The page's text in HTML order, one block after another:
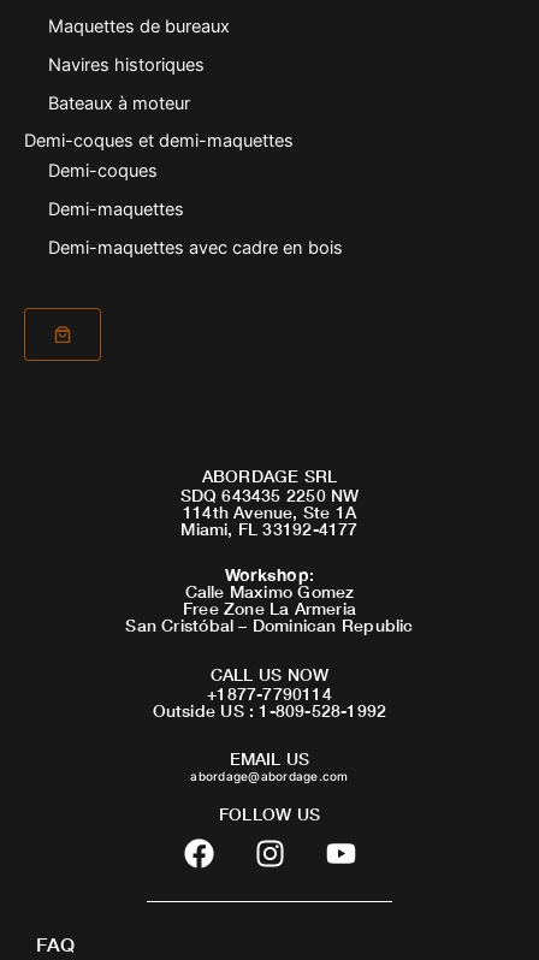
Maquettes de bureaux
Navires historiques
Bateaux à moteur
Demi-coques et demi-maquettes
Demi-coques
Demi-maquettes
Demi-maquettes avec cadre en bois
ABORDAGE SRL
SDQ 643435 2250 NW
114th Avenue, Ste 1A
Miami, FL 33192-4177
Workshop:
Calle Maximo Gomez
Free Zone La Armeria
San Cristóbal – Dominican Republic
CALL US NOW
+1877-7790114
Outside US : 1-809-528-1992
EMAIL US
abordage@abordage.com
FOLLOW US
F
a
c
I
n
s
Y
o
u
FAQ